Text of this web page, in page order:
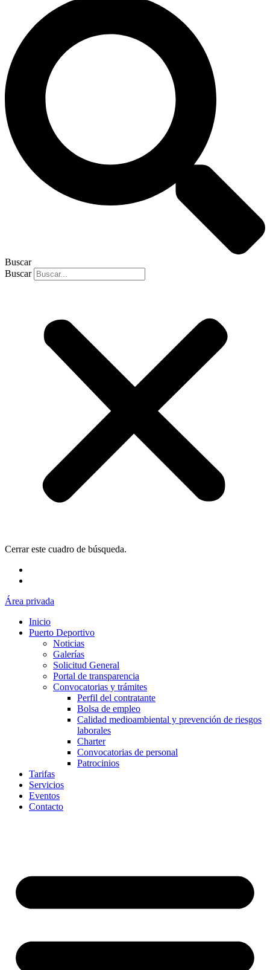
Buscar
Buscar
Cerrar este cuadro de búsqueda.
Área privada
Inicio
Puerto Deportivo
Noticias
Galerías
Solicitud General
Portal de transparencia
Convocatorias y trámites
Perfil del contratante
Bolsa de empleo
Calidad medioambiental y prevención de riesgos
laborales
Charter
Convocatorias de personal
Patrocinios
Tarifas
Servicios
Eventos
Contacto